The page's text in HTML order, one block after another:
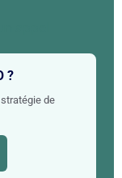
?
de